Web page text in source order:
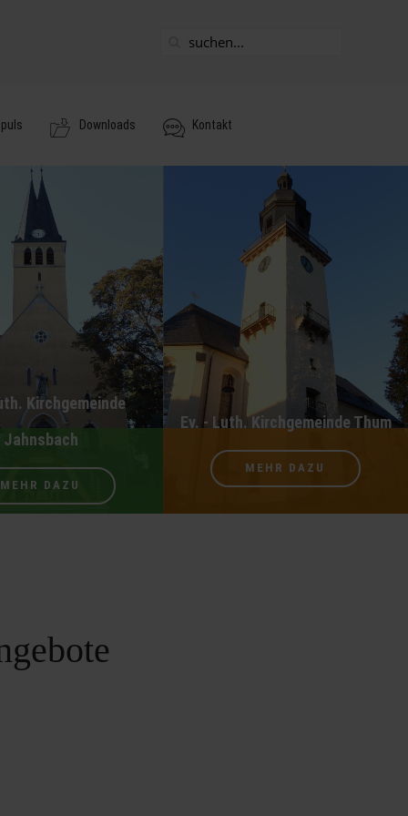
Downloads Kontakt
Kirchgemeinde
Jahnsbach
MEHR DAZU
Ev. - Luth. Kirchgemeinde Thum
MEHR DAZU